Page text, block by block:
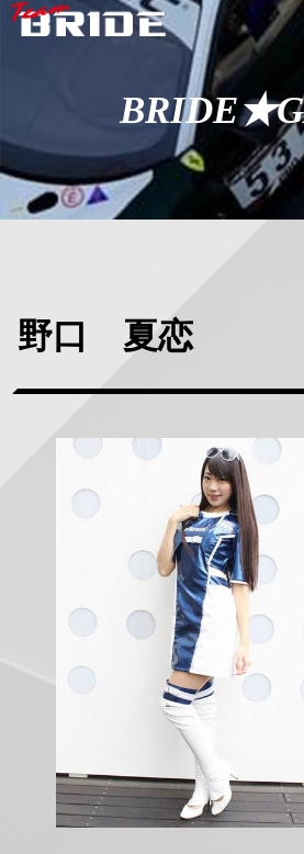
野口 夏恋